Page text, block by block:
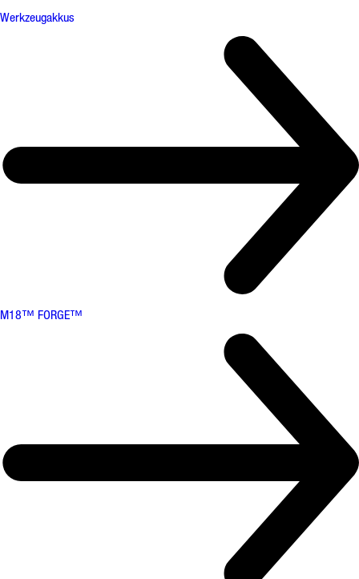
Werkzeugakkus
M18™ FORGE™